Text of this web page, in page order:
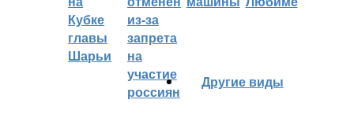
Кубке
главы
Шарьи
из-за
запрета
на
участие
россиян
Другие виды